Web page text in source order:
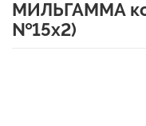
МИЛЬГАММА
№15х2)